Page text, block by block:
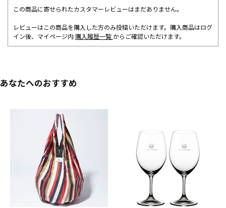
この商品に寄せられたカスタマーレビューはまだありません。
レビューはこの商品を購入した方のみ投稿いただけます。購入商品はログ
イン後、マイページ内 購入履歴一覧 からご確認いただけます。
あなたへのおすすめ